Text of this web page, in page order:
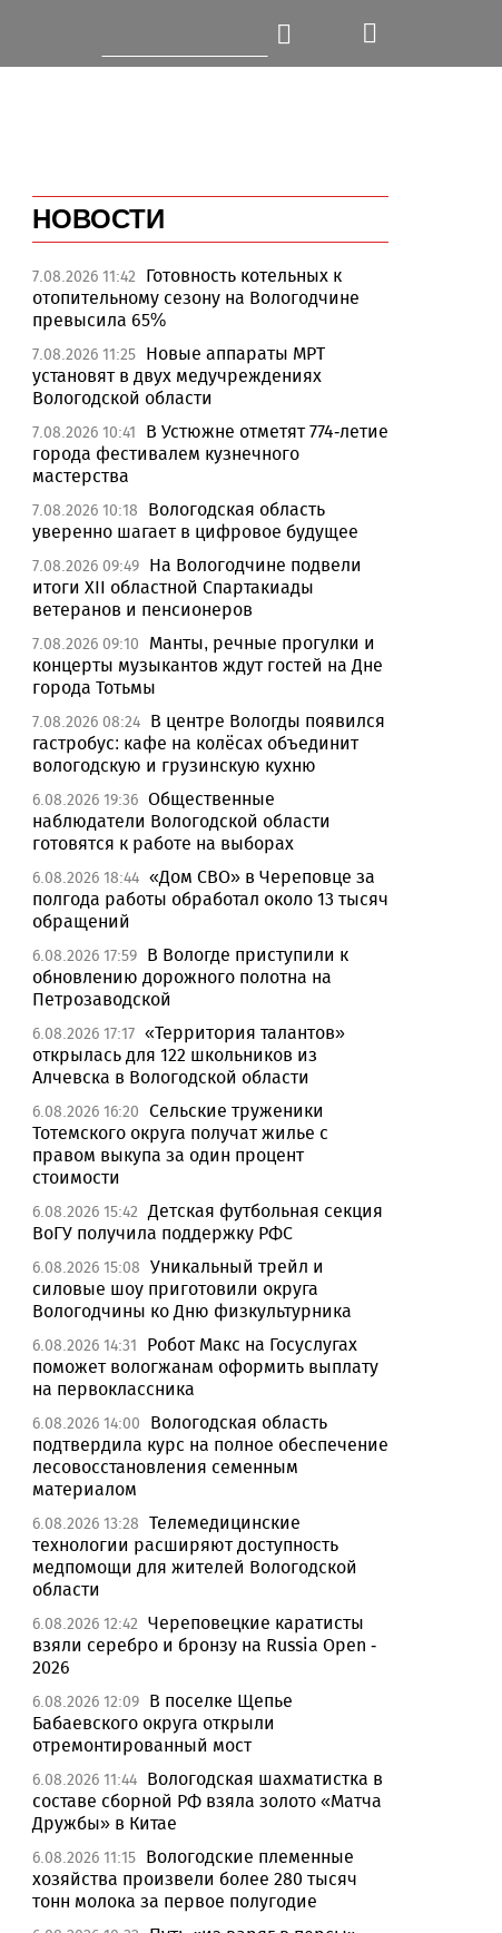
НОВОСТИ
7.08.2026 11:42
Готовность котельных к
отопительному сезону на Вологодчине
превысила 65%
7.08.2026 11:25 Новые аппараты МРТ
установят в двух медучреждениях
Вологодской области
7.08.2026 10:41
В Устюжне отметят 774-летие
города фестивалем кузнечного
мастерства
7.08.2026 10:18
Вологодская область
уверенно шагает в цифровое будущее
7.08.2026 09:49 На Вологодчине подвели
итоги XII областной Спартакиады
ветеранов и пенсионеров
7.08.2026 09:10
Манты, речные прогулки и
концерты музыкантов ждут гостей на Дне
города Тотьмы
7.08.2026 08:24 В центре Вологды появился
гастробус: кафе на колёсах объединит
вологодскую и грузинскую кухню
6.08.2026 19:36 Общественные
наблюдатели Вологодской области
готовятся к работе на выборах
6.08.2026 18:44 «Дом СВО» в Череповце за
полгода работы обработал около 13 тысяч
обращений
6.08.2026 17:59 В Вологде приступили к
обновлению дорожного полотна на
Петрозаводской
6.08.2026 17:17 «Территория талантов»
открылась для 122 школьников из
Алчевска в Вологодской области
6.08.2026 16:20 Сельские труженики
Тотемского округа получат жилье с
правом выкупа за один процент
стоимости
6.08.2026 15:42 Детская футбольная секция
ВоГУ получила поддержку РФС
6.08.2026 15:08 Уникальный трейл и
силовые шоу приготовили округа
Вологодчины ко Дню физкультурника
6.08.2026 14:31
Робот Макс на Госуслугах
поможет вологжанам оформить выплату
на первоклассника
6.08.2026 14:00
Вологодская область
подтвердила курс на полное обеспечение
лесовосстановления семенным
материалом
6.08.2026 13:28 Телемедицинские
технологии расширяют доступность
медпомощи для жителей Вологодской
области
6.08.2026 12:42 Череповецкие каратисты
взяли серебро и бронзу на Russia Open -
2026
6.08.2026 12:09 В поселке Щепье
Бабаевского округа открыли
отремонтированный мост
6.08.2026 11:44 Вологодская шахматистка в
составе сборной РФ взяла золото «Матча
Дружбы» в Китае
6.08.2026 11:15 Вологодские племенные
хозяйства произвели более 280 тысяч
тонн молока за первое полугодие